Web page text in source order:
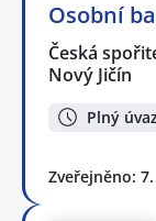
Osobní
Česká
Nový Jičín
Plný
Zveřejněno: